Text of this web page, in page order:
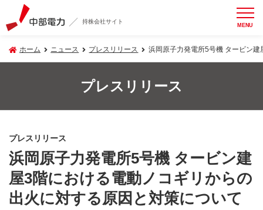
持株会社サイト MENU
ホーム ニュース プレスリリース 浜岡原子力発電所5号機 タービン
プレスリリース
プレスリリース
浜岡原子力発電所5号機 タービン建
屋3階における電動ノコギリからの
出火に対する原因と対策について